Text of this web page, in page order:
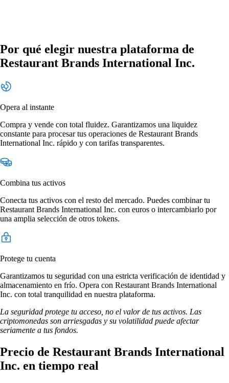
Por qué elegir nuestra plataforma de
Restaurant Brands International Inc.
Opera al instante
Compra y vende con total fluidez. Garantizamos una liquidez
constante para procesar tus operaciones de Restaurant Brands
International Inc. rápido y con tarifas transparentes.
Combina tus activos
Conecta tus activos con el resto del mercado. Puedes combinar tu
Restaurant Brands International Inc. con euros o intercambiarlo por
una amplia selección de otros tokens.
Protege tu cuenta
Garantizamos tu seguridad con una estricta verificación de identidad y
almacenamiento en frío. Opera con Restaurant Brands International
Inc. con total tranquilidad en nuestra plataforma.
La seguridad protege tu acceso, no el valor de tus activos. Las
criptomonedas son arriesgadas y su volatilidad puede afectar
seriamente a tus fondos.
Precio de Restaurant Brands International
Inc. en tiempo real